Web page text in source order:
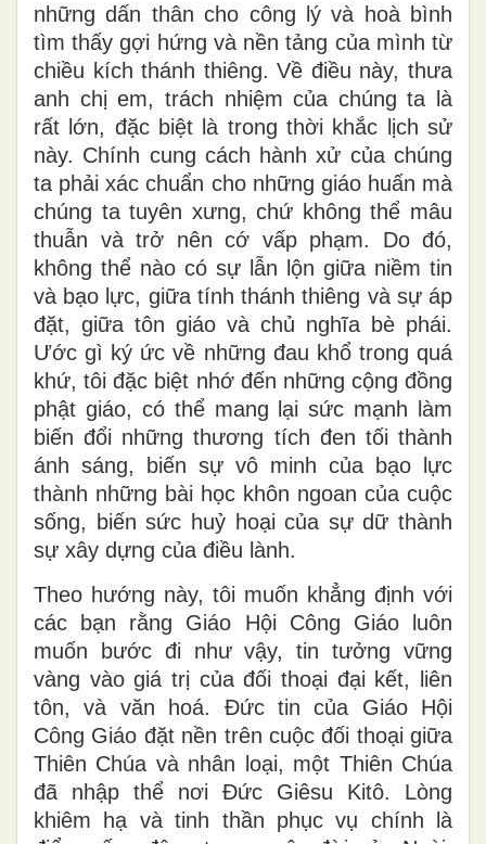
những dấn thân cho công lý và hoà bình
tìm thấy gợi hứng và nền tảng của mình từ
chiều kích thánh thiêng. Về điều này, thưa
anh chị em, trách nhiệm của chúng ta là
rất lớn, đặc biệt là trong thời khắc lịch sử
này. Chính cung cách hành xử của chúng
ta phải xác chuẩn cho những giáo huấn mà
chúng ta tuyên xưng, chứ không thể mâu
thuẫn và trở nên cớ vấp phạm. Do đó,
không thể nào có sự lẫn lộn giữa niềm tin
và bạo lực, giữa tính thánh thiêng và sự áp
đặt, giữa tôn giáo và chủ nghĩa bè phái.
Ước gì ký ức về những đau khổ trong quá
khứ, tôi đặc biệt nhớ đến những cộng đồng
phật giáo, có thể mang lại sức mạnh làm
biến đổi những thương tích đen tối thành
ánh sáng, biến sự vô minh của bạo lực
thành những bài học khôn ngoan của cuộc
sống, biến sức huỷ hoại của sự dữ thành
sự xây dựng của điều lành.
Theo hướng này, tôi muốn khẳng định với
các bạn rằng Giáo Hội Công Giáo luôn
muốn bước đi như vậy, tin tưởng vững
vàng vào giá trị của đối thoại đại kết, liên
tôn, và văn hoá. Đức tin của Giáo Hội
Công Giáo đặt nền trên cuộc đối thoại giữa
Thiên Chúa và nhân loại, một Thiên Chúa
đã nhập thể nơi Đức Giêsu Kitô. Lòng
khiêm hạ và tinh thần phục vụ chính là